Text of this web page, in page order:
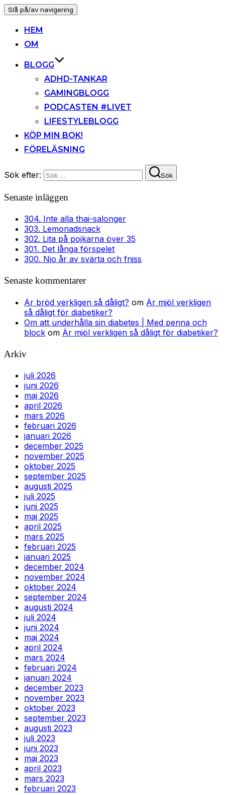
Slå på/av navigering
HEM
OM
BLOGG
ADHD-TANKAR
GAMINGBLOGG
PODCASTEN #LIVET
LIFESTYLEBLOGG
KÖP MIN BOK!
FÖRELÄSNING
Sök efter: Sök
Senaste inläggen
304. Inte alla thai-salonger
303. Lemonadsnack
302. Lita på pojkarna över 35
301. Det långa förspelet
300. Nio år av svärta och fniss
Senaste kommentarer
Är bröd verkligen så dåligt? om Är mjöl verkligen
så dåligt för diabetiker?
Om att underhålla sin diabetes | Med penna och
block om Är mjöl verkligen så dåligt för diabetiker?
Arkiv
juli 2026
juni 2026
maj 2026
april 2026
mars 2026
februari 2026
januari 2026
december 2025
november 2025
oktober 2025
september 2025
augusti 2025
juli 2025
juni 2025
maj 2025
april 2025
mars 2025
februari 2025
januari 2025
december 2024
november 2024
oktober 2024
september 2024
augusti 2024
juli 2024
juni 2024
maj 2024
april 2024
mars 2024
februari 2024
januari 2024
december 2023
november 2023
oktober 2023
september 2023
augusti 2023
juli 2023
juni 2023
maj 2023
april 2023
mars 2023
februari 2023